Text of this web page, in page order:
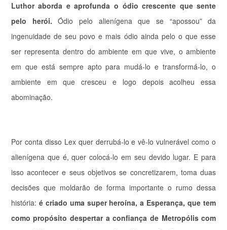
Luthor aborda e aprofunda o ódio crescente que sente
pelo herói. Ódio pelo alienígena que se “apossou” da
ingenuidade de seu povo e mais ódio ainda pelo o que esse
ser representa dentro do ambiente em que vive, o ambiente
em que está sempre apto para mudá-lo e transformá-lo, o
ambiente em que cresceu e logo depois acolheu essa
abominação.
Por conta disso Lex quer derrubá-lo e vê-lo vulnerável como o
alienígena que é, quer colocá-lo em seu devido lugar. E para
isso acontecer e seus objetivos se concretizarem, toma duas
decisões que moldarão de forma importante o rumo dessa
história: é criado uma super heroína, a Esperança, que tem
como propósito despertar a confiança de Metropólis com